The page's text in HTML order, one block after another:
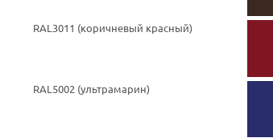
RAL3011 (коричневый красный)
RAL5002 (ультрамарин)